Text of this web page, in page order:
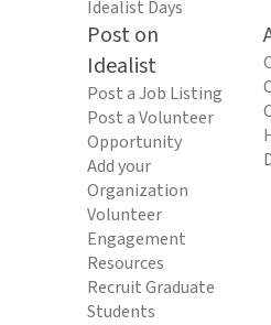
Idealist Days
Post on
Idealist
Post a Job Listing
Post a Volunteer
Opportunity
Add your
Organization
Volunteer
Engagement
Resources
Recruit Graduate
Students